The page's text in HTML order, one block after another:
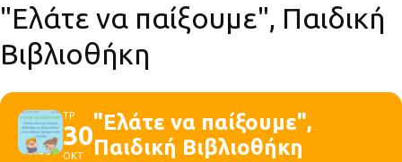
"Ελάτε να παίξουμε", Παιδική
Βιβλιοθήκη
ΤΡ
30
ΟΚΤ
"Ελάτε να παίξουμε",
Παιδική Βιβλιοθήκη